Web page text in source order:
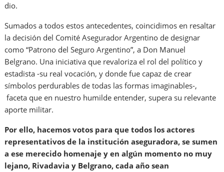
dio.
Sumados a todos estos antecedentes, coincidimos en resaltar
la decisión del Comité Asegurador Argentino de designar
como “Patrono del Seguro Argentino”, a Don Manuel
Belgrano. Una iniciativa que revaloriza el rol del político y
estadista -su real vocación, y donde fue capaz de crear
símbolos perdurables de todas las formas imaginables-,
faceta que en nuestro humilde entender, supera su relevante
aporte militar.
Por ello, hacemos votos para que todos los actores
representativos de la institución aseguradora, se sumen
a ese merecido homenaje y en algún momento no muy
lejano, Rivadavia y Belgrano, cada año sean